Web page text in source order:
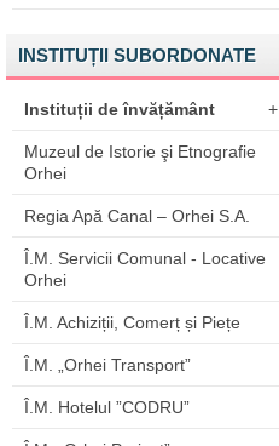
INSTITUȚII SUBORDONATE
Instituții de învățământ +
Muzeul de Istorie şi Etnografie
Orhei
Regia Apă Canal – Orhei S.A.
Î.M. Servicii Comunal - Locative
Orhei
Î.M. Achiziții, Comerț și Piețe
Î.M. „Orhei Transport”
Î.M. Hotelul ”CODRU”